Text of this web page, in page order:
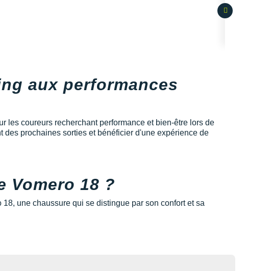
aux performances
les coureurs recherchant performance et bien-être lors de
des prochaines sorties et bénéficier d'une expérience de
Vomero 18 ?
une chaussure qui se distingue par son confort et sa